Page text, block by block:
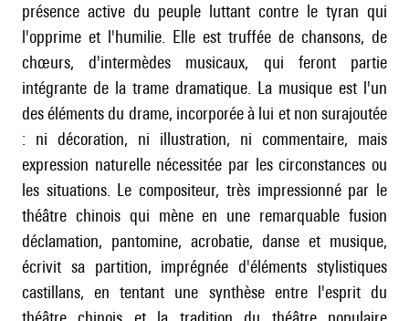
présence active du peuple luttant contre le tyran qui
l'opprime et l'humilie. Elle est truffée de chansons, de
chœurs, d'intermèdes musicaux, qui feront partie
intégrante de la trame dramatique. La musique est l'un
des éléments du drame, incorporée à lui et non surajoutée
: ni décoration, ni illustration, ni commentaire, mais
expression naturelle nécessitée par les circonstances ou
les situations. Le compositeur, très impressionné par le
théâtre chinois qui mène en une remarquable fusion
déclamation, pantomine, acrobatie, danse et musique,
écrivit sa partition, imprégnée d'éléments stylistiques
castillans, en tentant une synthèse entre l'esprit du